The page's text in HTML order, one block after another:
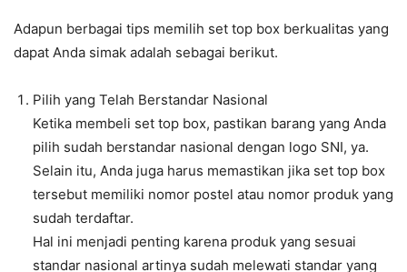
Adapun berbagai tips memilih set top box berkualitas yang
dapat Anda simak adalah sebagai berikut.
Pilih yang Telah Berstandar Nasional
Ketika membeli set top box, pastikan barang yang Anda
pilih sudah berstandar nasional dengan logo SNI, ya.
Selain itu, Anda juga harus memastikan jika set top box
tersebut memiliki nomor postel atau nomor produk yang
sudah terdaftar.
Hal ini menjadi penting karena produk yang sesuai
standar nasional artinya sudah melewati standar yang